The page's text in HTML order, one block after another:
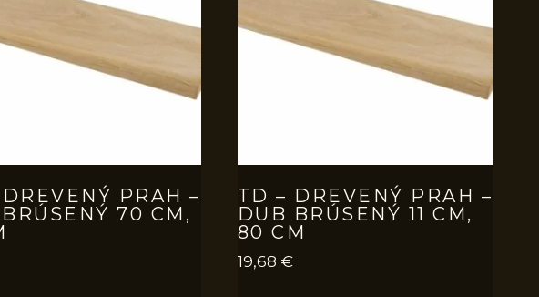
PRAH –
70 CM,
TD – DREVENÝ PRAH –
DUB BRÚSENÝ 11 CM,
80 CM
19,68 €